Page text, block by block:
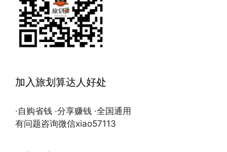
加入旅划算达人好处
·自购省钱 ·分享赚钱 ·全国通用
有问题咨询微信xiao57113